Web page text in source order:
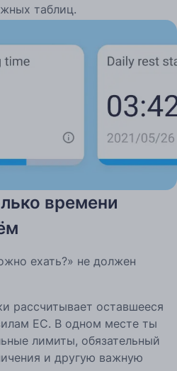
таблиц.
времени
ехать?» не должен
рассчитывает оставшееся
ЕС. В одном месте ты
лимиты, обязательный
и другую важную